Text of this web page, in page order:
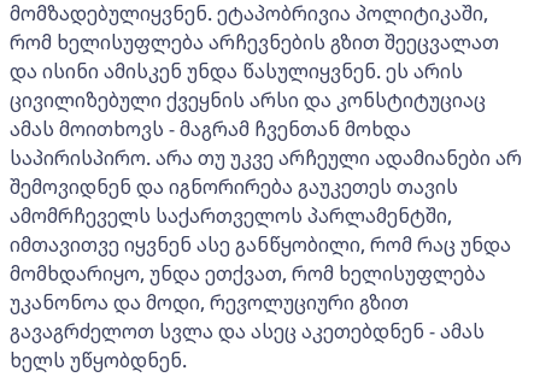
მომზადებულიყვნენ. ეტაპობრივია პოლიტიკაში,
რომ ხელისუფლება არჩევნების გზით შეეცვალათ
და ისინი ამისკენ უნდა წასულიყვნენ. ეს არის
ცივილიზებული ქვეყნის არსი და კონსტიტუციაც
ამას მოითხოვს - მაგრამ ჩვენთან მოხდა
საპირისპირო. არა თუ უკვე არჩეული ადამიანები არ
შემოვიდნენ და იგნორირება გაუკეთეს თავის
ამომრჩეველს საქართველოს პარლამენტში,
იმთავითვე იყვნენ ასე განწყობილი, რომ რაც უნდა
მომხდარიყო, უნდა ეთქვათ, რომ ხელისუფლება
უკანონოა და მოდი, რევოლუციური გზით
გავაგრძელოთ სვლა და ასეც აკეთებდნენ - ამას
ხელს უწყობდნენ.